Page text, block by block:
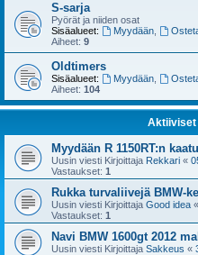
S-sarja
Pyörät ja niiden osat
Sisäalueet:
Myydään,
Aiheet: 9
Oldtimers
Sisäalueet: Myydään,
Aiheet: 104
Myydään R 1150RT:n
Uusin viesti Kirjoittaja Rekkari «
Vastaukset: 1
Rukka turvaliivejä BMW-
Uusin viesti Kirjoittaja Good idea «
Vastaukset: 1
Navi BMW 1600gt 2012
Uusin viesti Kirjoittaja Sakkeus «